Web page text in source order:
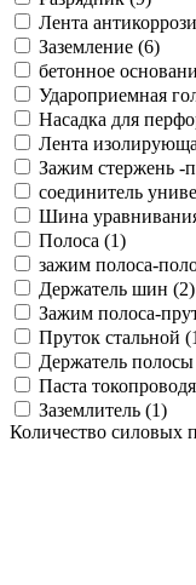
Лента
Заземление (6)
бетонное
Удароприемная
Насадка для
Лента
Зажим стержень -
соединитель
Шина
Полоса (1)
зажим полоса-
Держатель шин (2)
Зажим полоса-
Пруток стальной (1
Держатель
Паста
Заземлитель (1)
Количество силовых